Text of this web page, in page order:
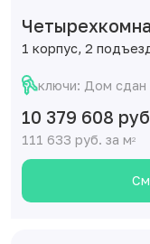
1 корпус, 2
ключи: Дом сдан
10 379 608
111 633 руб. за м2